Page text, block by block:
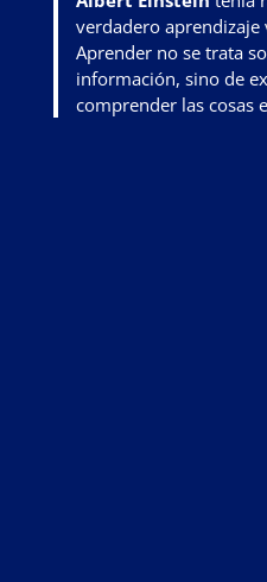
verdadero aprendizaje
Aprender no se trata
información, sino de
comprender las cosas